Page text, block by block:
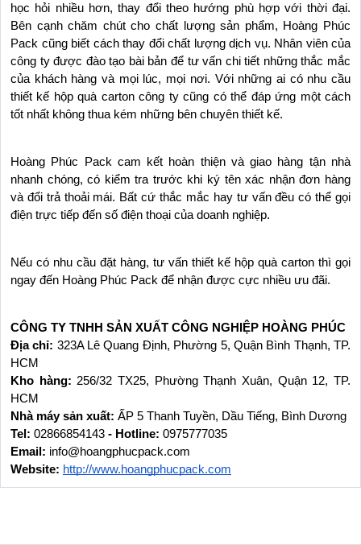
học hỏi nhiều hơn, thay đổi theo hướng phù hợp với thời đại.
Bên cạnh chăm chút cho chất lượng sản phẩm, Hoàng Phúc
Pack cũng biết cách thay đổi chất lượng dịch vụ. Nhân viên của
công ty được đào tạo bài bản để tư vấn chi tiết những thắc mắc
của khách hàng và mọi lúc, mọi nơi. Với những ai có nhu cầu
thiết kế hộp quà carton công ty cũng có thể đáp ứng một cách
tốt nhất không thua kém những bên chuyên thiết kế.
Hoàng Phúc Pack cam kết hoàn thiện và giao hàng tận nhà
nhanh chóng, có kiểm tra trước khi ký tên xác nhận đơn hàng
và đổi trả thoải mái. Bất cứ thắc mắc hay tư vấn đều có thể gọi
điện trực tiếp đến số điện thoại của doanh nghiệp.
Nếu có nhu cầu đặt hàng, tư vấn thiết kế hộp quà carton thì gọi
ngay đến Hoàng Phúc Pack để nhận được cực nhiều ưu đãi.
CÔNG TY TNHH SẢN XUẤT CÔNG NGHIỆP HOÀNG PHÚC
Địa chỉ: 323A Lê Quang Định, Phường 5, Quận Bình Thạnh, TP.
HCM
Kho hàng: 256/32 TX25, Phường Thạnh Xuân, Quận 12, TP.
HCM
Nhà máy sản xuất: ẤP 5 Thanh Tuyền, Dầu Tiếng, Bình Dương
Tel: 02866854143 - Hotline: 0975777035
Email: info@hoangphucpack.com
Website: http://www.hoangphucpack.com